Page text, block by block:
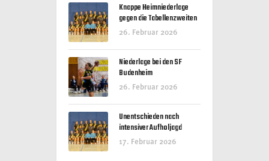
Knappe Heimniederlage
gegen die Tabellenzweiten
26. Februar 2026
Niederlage bei den SF
Budenheim
26. Februar 2026
Unentschieden nach
intensiver Aufholjagd
17. Februar 2026